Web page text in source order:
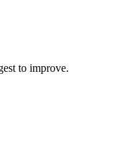
to improve.